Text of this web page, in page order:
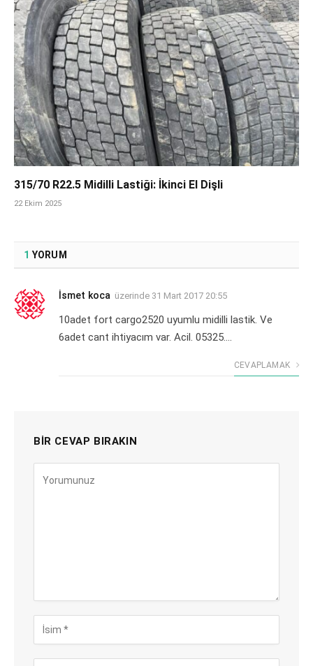
315/70 R22.5 Midilli Lastiği: İkinci El Dişli
22 Ekim 2025
1 YORUM
İsmet koca üzerinde 31 Mart 2017 20:55
10adet fort cargo2520 uyumlu midilli lastik. Ve
6adet cant ihtiyacım var. Acil. 05325….
CEVAPLAMAK
BIR CEVAP BIRAKIN